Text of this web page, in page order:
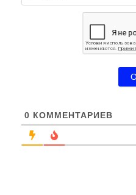
0 КОММЕНТАРИЕВ